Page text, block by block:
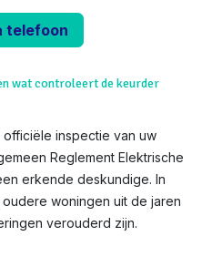
telefoon
wat controleert de keurder
inspectie van uw
Reglement Elektrische
erkende deskundige. In
woningen uit de jaren
verouderd zijn.